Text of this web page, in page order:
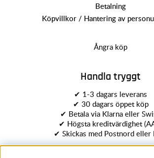
Betalning
Köpvillkor / Hantering av
Ångra köp
Handla tryggt
✔ 1-3 dagars leverans
✔ 30 dagars öppet köp
✔ Betala via Klarna eller
✔ Högsta kreditvärdighet
✔ Skickas med Postnord eller